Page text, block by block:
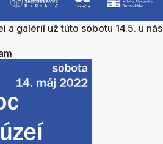
a galérií už túto sobotu 14.5. u nás